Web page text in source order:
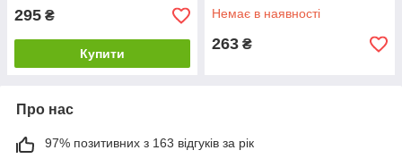
295 ₴
Купити
Немає в наявності
263 ₴
Про нас
97% позитивних з 163 відгуків за рік